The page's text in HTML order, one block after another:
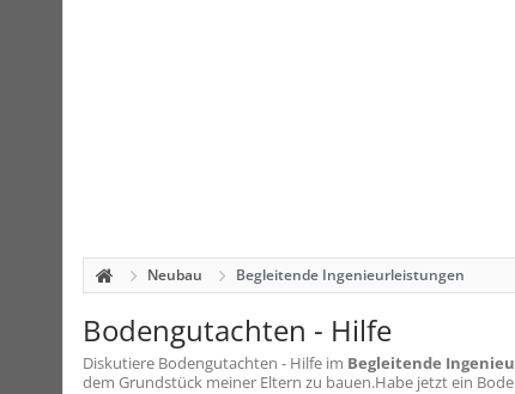
Neubau Begleitende Ingenieurleistungen
Bodengutachten - Hilfe
Diskutiere Bodengutachten - Hilfe im Begleitende
dem Grundstück meiner Eltern zu bauen.Habe jetzt ein